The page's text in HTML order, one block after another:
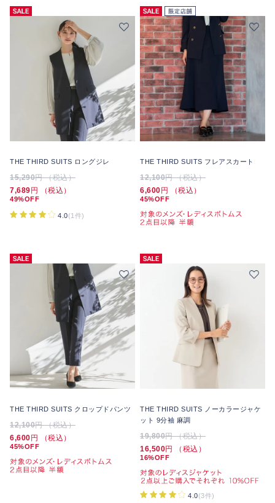
THE THIRD SUITS ロングジレ
15,290円 （税込）
7,689 円 （税込）
49%OFF
4.0(1件)
THE THIRD SUITS フレアスカート
12,100円 （税込）
6,600 円 （税込）
45%OFF
THE THIRD SUITS クロップドパンツ
12,100円 （税込）
6,600 円 （税込）
45%OFF
THE THIRD SUITS ノーカラージャケ
ット 9分袖 麻調
19,800円 （税込）
16,500円 （税込）
16%OFF
4.0(3件)